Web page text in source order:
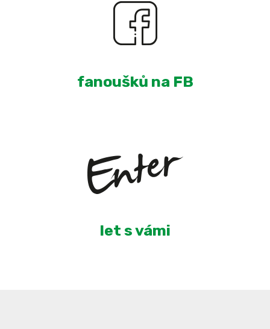
fanoušků na FB
let s vámi